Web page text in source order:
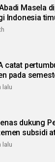
Masela
Indonesia
catat
pada
lalu
dukung
subsidi
lalu